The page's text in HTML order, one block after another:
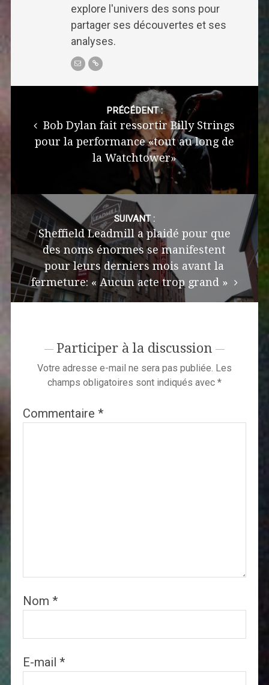
explore l'univers des sons pour
partager ses découvertes et ses
analyses.
PRÉCÉDENT :
Bob Dylan fait ressortir Billy Strings
pour la performance «tout au long de
la Watchtower»
SUIVANT :
Sheffield Leadmill a plaidé pour que
des noms énormes se manifestent
pour leurs derniers mois avant la
fermeture: « Aucun acte trop grand »
Participer à la discussion
Votre adresse e-mail ne sera pas publiée. Les
champs obligatoires sont indiqués avec *
Commentaire *
Nom *
E-mail *